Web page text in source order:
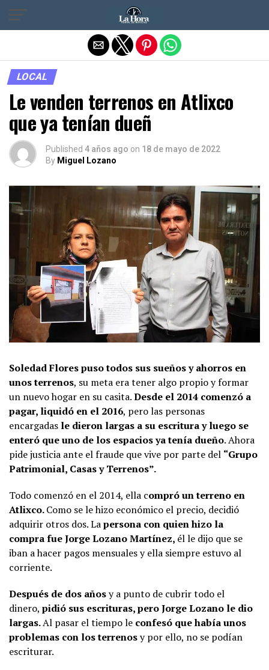
LOCAL
Le venden terrenos en Atlixco
que ya tenían dueñ
Published 4 años ago on 18 de mayo de 2022
By Miguel Lozano
Soledad Flores puso todos sus sueños y ahorros en
unos terrenos, su meta era tener algo propio y formar
un nuevo hogar en su casita.Desde el 2014 comenzó a
pagar, liquidó en el 2016, pero las personas
encargadas le dieron largas a su escritura y luego se
enteró que uno de los espacios ya tenía dueño. Ahora
pide justicia ante el fraude que vive por parte del “Grupo
Patrimonial, Casas y Terrenos”.
Todo comenzó en el 2014, ella compró un terreno en
Atlixco.Como se le hizo económico el precio, decidió
adquirir otros dos. Lapersona con quien hizo la
compra fue Jorge Lozano Martínez, él le dijo que se
iban a hacer pagos mensuales y ella siempre estuvo al
corriente.
Después de dos añosy a punto de cubrir todo el
dinero, pidió sus escrituras, pero Jorge Lozano le dio
largas.Al pasar el tiempo le confesó que había unos
problemas con los terrenosy por ello, no se podían
escriturar.
Salir de la versión móvil